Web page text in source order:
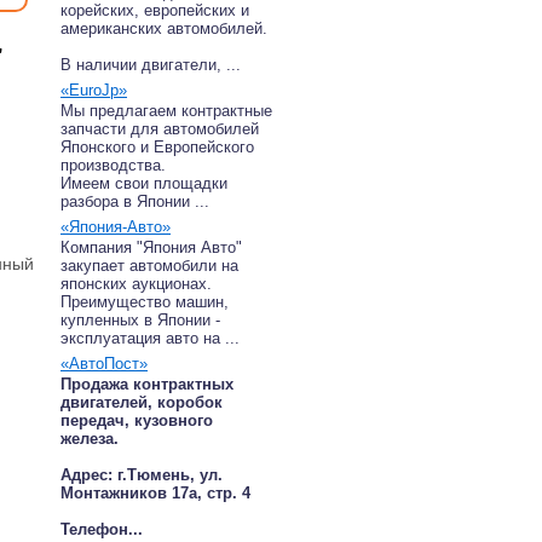
корейских, европейских и
американских автомобилей.
В наличии двигатели, ...
«EuroJp»
Мы предлагаем контрактные
запчасти для автомобилей
Японского и Европейского
производства.
Имеем свои площадки
разбора в Японии ...
«Япония-Авто»
Компания "Япония Авто"
закупает автомобили на
японских аукционах.
Преимущество машин,
купленных в Японии -
эксплуатация авто на ...
«АвтоПост»
Продажа контрактных
двигателей, коробок
передач, кузовного
железа.
Адрес: г.Тюмень, ул.
Монтажников 17а, стр. 4
Телефон...